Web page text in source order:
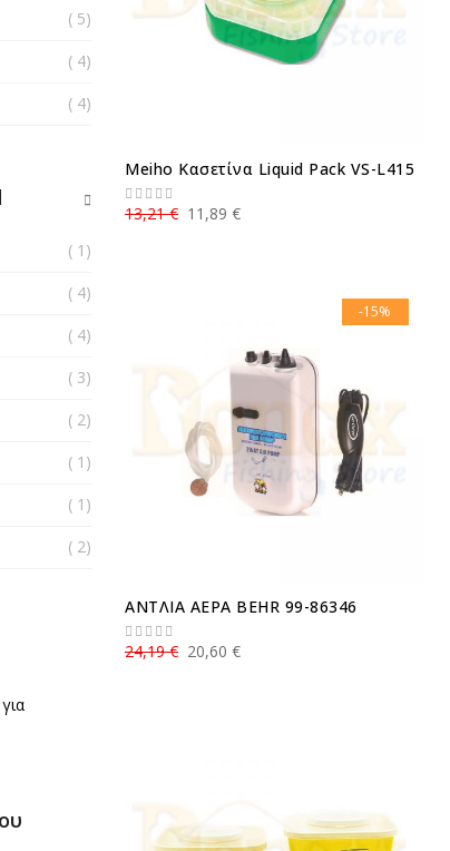
Meiho Κασετίνα Liquid Pack VS-L415
11,89 €
13,21 €
-15%
ΑΝΤΛΙΑ ΑΕΡΑ BEHR 99-86346
20,60 €
24,19 €
5
4
4
1
4
4
3
2
1
1
2